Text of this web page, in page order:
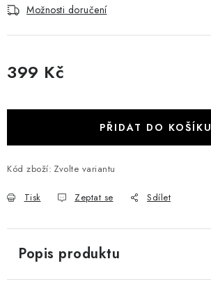
Možnosti doručení
399 Kč
PŘIDAT DO KOŠÍKU
Kód zboží: Zvolte variantu
Tisk Zeptat se Sdílet
Popis produktu